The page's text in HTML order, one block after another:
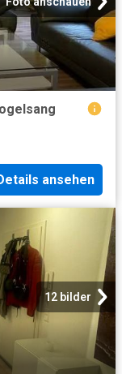
ansehen
12 bilder